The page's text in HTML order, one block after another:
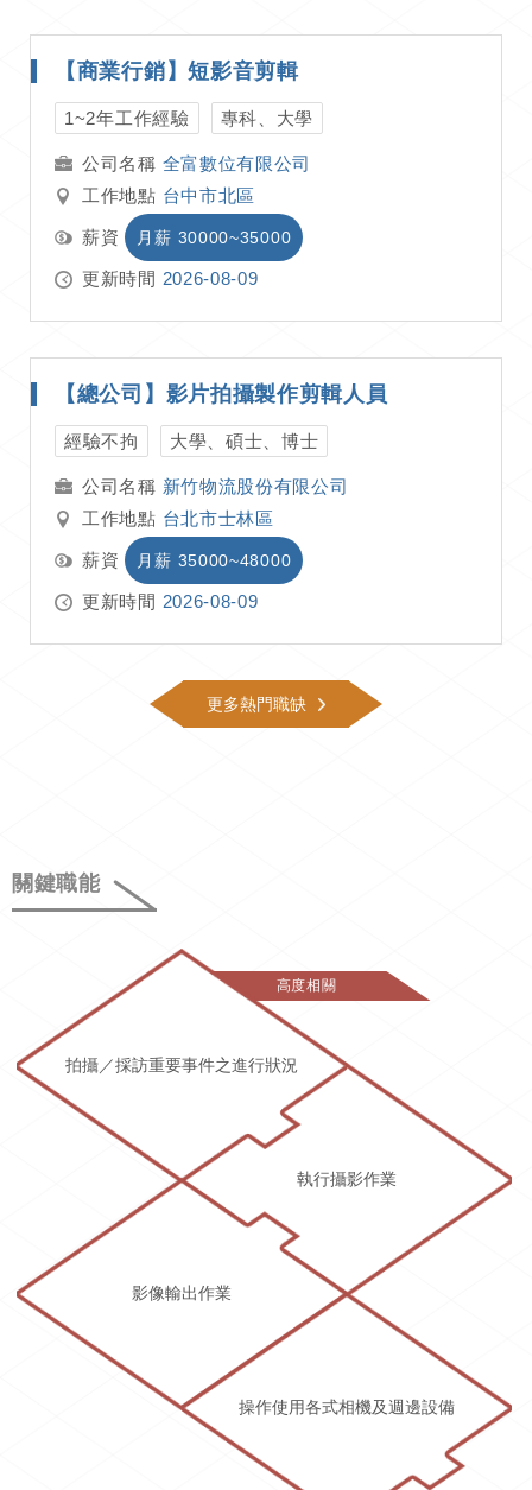
【商業行銷】短影音剪輯
1~2年工作經驗 專科、大學
全富數位有限公司
工作地點 台中市北區
薪資 月薪 30000~35000
更新時間 2026-08-09
【總公司】影片拍攝製作剪輯人員
經驗不拘 大學、碩士、博士
新竹物流股份有限公司
工作地點 台北市士林區
薪資 月薪 35000~48000
更新時間 2026-08-09
更多熱門職缺
關鍵職能
高度相關
拍攝／採訪重要事件之進行狀況
執行攝影作業
影像輸出作業
操作使用各式相機及週邊設備